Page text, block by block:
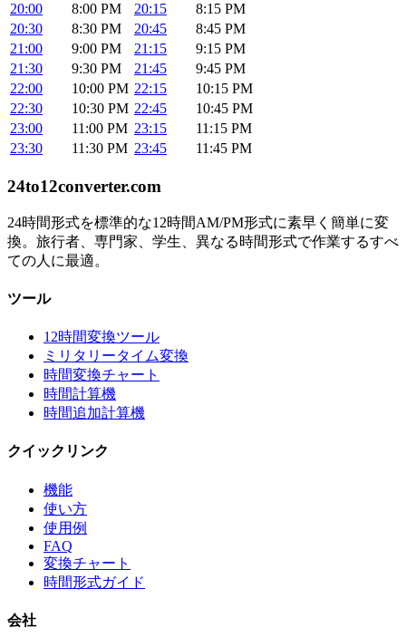
20:00
8:00 PM 20:15
8:15 PM
20:30
8:30 PM 20:45
8:45 PM
21:00
9:00 PM 21:15
9:15 PM
21:30
9:30 PM 21:45
9:45 PM
22:00
10:00 PM 22:15
10:15 PM
22:30
10:30 PM 22:45
10:45 PM
23:00
11:00 PM 23:15
11:15 PM
23:30
11:30 PM 23:45 11:45 PM
24to12converter.com
24時間形式を標準的な12時間AM/PM形式に素早く簡単に変
換。旅行者、専門家、学生、異なる時間形式で作業するすべ
ての人に最適。
ツール
12時間変換ツール
ミリタリータイム変換
時間変換チャート
時間計算機
時間追加計算機
クイックリンク
機能
使い方
使用例
FAQ
変換チャート
時間形式ガイド
会社